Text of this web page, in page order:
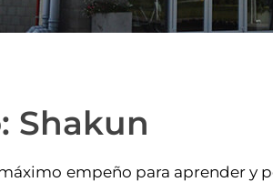
Shakun
empeño para aprender y